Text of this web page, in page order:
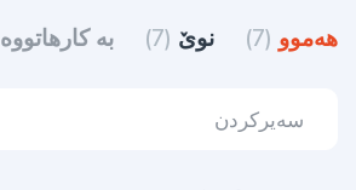
هەموو (7) نوێ (7) به کارهاتووه